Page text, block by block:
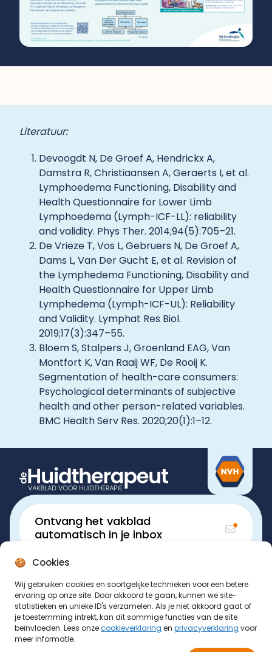
Cookies
Wij gebruiken cookies en soortgelijke technieken voor een betere
ervaring op onze site. Door akkoord te gaan, kunnen we site-
statistieken en unieke ID's verzamelen. Als je niet akkoord gaat of
je toestemming intrekt, kan dit sommige functies van de site
beïnvloeden. Lees onzecookieverklaring en privacyverklaring voor
meer informatie.
Literatuur:
Devoogdt N, De Groef A, Hendrickx A,
Damstra R, Christiaansen A, Geraerts I, et al.
Lymphoedema Functioning, Disability and
Health Questionnaire for Lower Limb
Lymphoedema (Lymph-ICF-LL): reliability
and validity. Phys Ther. 2014;94(5):705–21.
De Vrieze T, Vos L, Gebruers N, De Groef A,
Dams L, Van Der Gucht E, et al. Revision of
the Lymphedema Functioning, Disability and
Health Questionnaire for Upper Limb
Lymphedema (Lymph-ICF-UL): Reliability
and Validity. Lymphat Res Biol.
2019;17(3):347–55.
Bloem S, Stalpers J, Groenland EAG, Van
Montfort K, Van Raaij WF, De Rooij K.
Segmentation of health-care consumers:
Psychological determinants of subjective
health and other person-related variables.
BMC Health Serv Res. 2020;20(1):1–12.
Ontvang het vakblad
automatisch in je inbox
Volg
© Nederlandse Vereniging van Huidtherapeuten 2026
KvK: 40059208
Cookieverklaring
Privacyverklaring
Disclaimer vakblad
Website byGeK